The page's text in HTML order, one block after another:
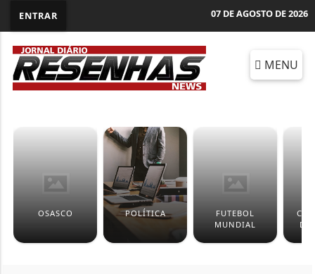
ENTRAR 07 DE AGOSTO DE 2026
MENU
OSASCO POLÍTICA
FUTEBOL
MUNDIAL